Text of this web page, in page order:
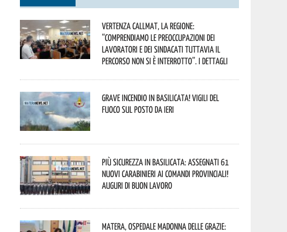
Vertenza CallMat, la Regione:
“comprendiamo le preoccupazioni dei
lavoratori e dei sindacati tuttavia il
percorso non si è interrotto”. I dettagli
Grave incendio in Basilicata! Vigili del
fuoco sul posto da ieri
Più sicurezza in Basilicata: assegnati 61
nuovi Carabinieri ai Comandi provinciali!
Auguri di buon lavoro
Matera, Ospedale Madonna delle Grazie: